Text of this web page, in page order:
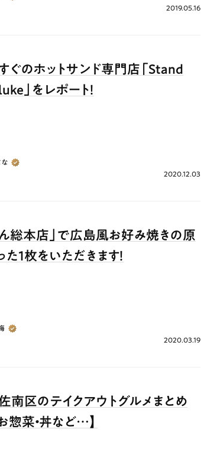
2019.05.16
ぐのホットサンド専門店「Stand
」をレポート！
な
2020.12.03
ん総本店」で広島風お好み焼きの原
た1枚をいただきます！
2020.03.19
南区のテイクアウトグルメまとめ
お惣菜・丼など…】